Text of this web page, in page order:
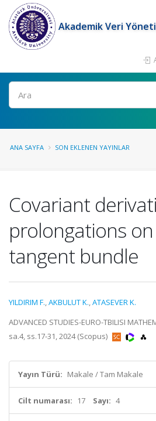
Akademik Veri
Ara
ANA SAYFA SON EKLENEN YAYINLAR
Covariant
prolongations
tangent bundle
YILDIRIM F.,AKBULUT K.,ATASEVER K.
ADVANCED STUDIES-EURO-TBILISI
sa.4, ss.17-31, 2024 (Scopus)
Yayın Türü: Makale / Tam Makale
Cilt numarası: 17 Sayı: 4